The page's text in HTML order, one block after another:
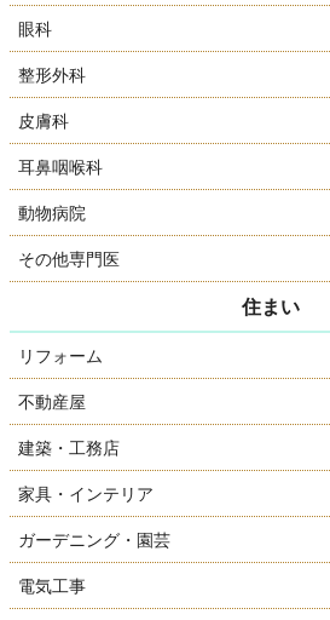
眼科
整形外科
皮膚科
耳鼻咽喉科
動物病院
その他専門医
住まい
リフォーム
不動産屋
建築・工務店
家具・インテリア
ガーデニング・園芸
電気工事